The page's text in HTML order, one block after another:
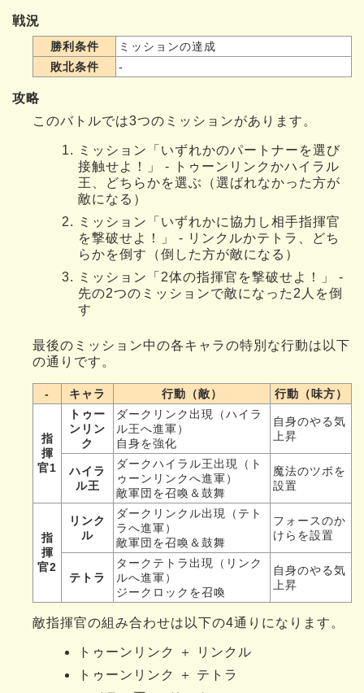
戦況
勝利条件
ミッションの達成
敗北条件
-
攻略
このバトルでは3つのミッションがあります。
ミッション「いずれかのパートナーを選び
接触せよ！」 - トゥーンリンクかハイラル
王、どちらかを選ぶ（選ばれなかった方が
敵になる）
ミッション「いずれかに協力し相手指揮官
を撃破せよ！」 - リンクルかテトラ、どち
らかを倒す（倒した方が敵になる）
ミッション「2体の指揮官を撃破せよ！」 -
先の2つのミッションで敵になった2人を倒
す
最後のミッション中の各キャラの特別な行動は以下
の通りです。
- キャラ 行動（敵） 行動（味方）
指
揮
官1
トゥー
ンリン
ク
ダークリンク出現（ハイラ
ル王へ進軍）
自身を強化
自身のやる気
上昇
ハイラ
ル王
ダークハイラル王出現（ト
ゥーンリンクへ進軍）
敵軍団を召喚＆鼓舞
魔法のツボを
設置
指
揮
官2
リンク
ル
ダークリンクル出現（テト
ラへ進軍）
敵軍団を召喚＆鼓舞
フォースのか
けらを設置
テトラ
タークテトラ出現（リンク
ルへ進軍）
ジークロックを召喚
自身のやる気
上昇
敵指揮官の組み合わせは以下の4通りになります。
トゥーンリンク ＋ リンクル
トゥーンリンク ＋ テトラ